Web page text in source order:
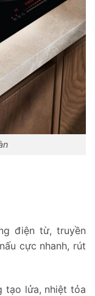
điện từ, truyền
cực nhanh, rút
tạo lửa, nhiệt tỏa